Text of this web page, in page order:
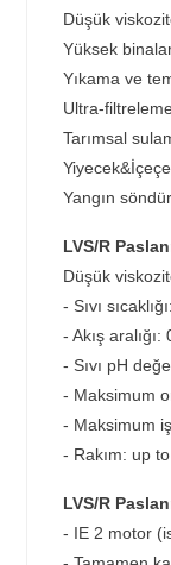
Düşük
Yüksek
Yıkama ve
Ultra-
Tarımsal
Yangın
LVS/R
Düşük
- Sıvı
- Akış
- Sıvı pH
- Maksimum
- Maksimum
- Rakım: up
LVS/R
- IE 2 motor